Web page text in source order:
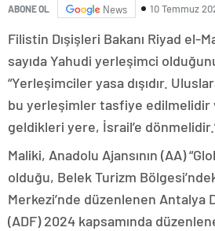
ABONE OL News 10 Temmuz
Filistin Dışişleri Bakanı Riyad el-
sayıda Yahudi yerleşimci
“Yerleşimciler yasa dışıdır.
bu yerleşimler tasfiye edilmelidir
geldikleri yere, İsrail’e
Maliki, Anadolu Ajansının (AA)
olduğu, Belek Turizm
Merkezi’nde düzenlenen Antalya
(ADF) 2024 kapsamında